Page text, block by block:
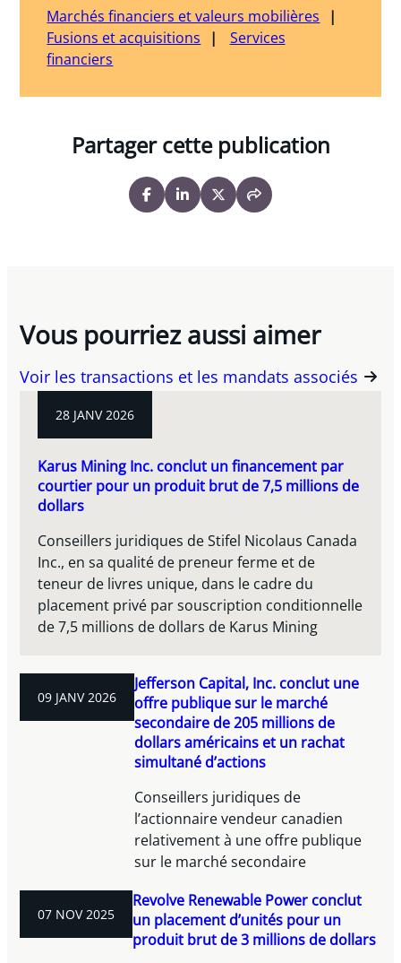
Marchés financiers et valeurs mobilières
Fusions et acquisitions
Services
financiers
Partager cette publication
Vous pourriez aussi aimer
Voir les transactions et les mandats associés
28 JANV 2026
Karus Mining Inc. conclut un financement par
courtier pour un produit brut de 7,5 millions de
dollars
Conseillers juridiques de Stifel Nicolaus Canada
Inc., en sa qualité de preneur ferme et de
teneur de livres unique, dans le cadre du
placement privé par souscription conditionnelle
de 7,5 millions de dollars de Karus Mining
09 JANV 2026
Jefferson Capital, Inc. conclut une
offre publique sur le marché
secondaire de 205 millions de
dollars américains et un rachat
simultané d’actions
Conseillers juridiques de
l’actionnaire vendeur canadien
relativement à une offre publique
sur le marché secondaire
07 NOV 2025
Revolve Renewable Power conclut
un placement d’unités pour un
produit brut de 3 millions de dollars